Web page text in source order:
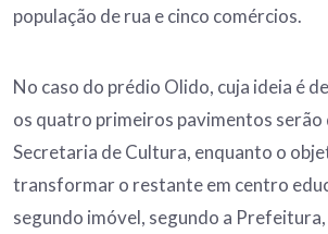
população de rua e cinco comércios.
No caso do prédio Olido, cuja ideia é
os quatro primeiros pavimentos serão
Secretaria de Cultura, enquanto o
transformar o restante em centro
segundo imóvel, segundo a